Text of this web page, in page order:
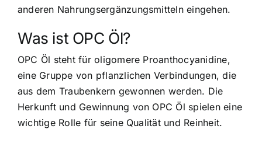
anderen Nahrungsergänzungsmitteln eingehen.
Was ist OPC Öl?
OPC Öl steht für oligomere Proanthocyanidine,
eine Gruppe von pflanzlichen Verbindungen, die
aus dem Traubenkern gewonnen werden. Die
Herkunft und Gewinnung von OPC Öl spielen eine
wichtige Rolle für seine Qualität und Reinheit.